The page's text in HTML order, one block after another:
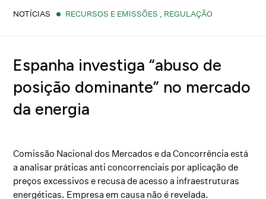
NOTÍCIAS RECURSOS E EMISSÕES REGULAÇÃO
Espanha investiga “abuso de
posição dominante” no mercado
da energia
Comissão Nacional dos Mercados e da Concorrência está
a analisar práticas anti concorrenciais por aplicação de
preços excessivos e recusa de acesso a infraestruturas
energéticas. Empresa em causa não é revelada.